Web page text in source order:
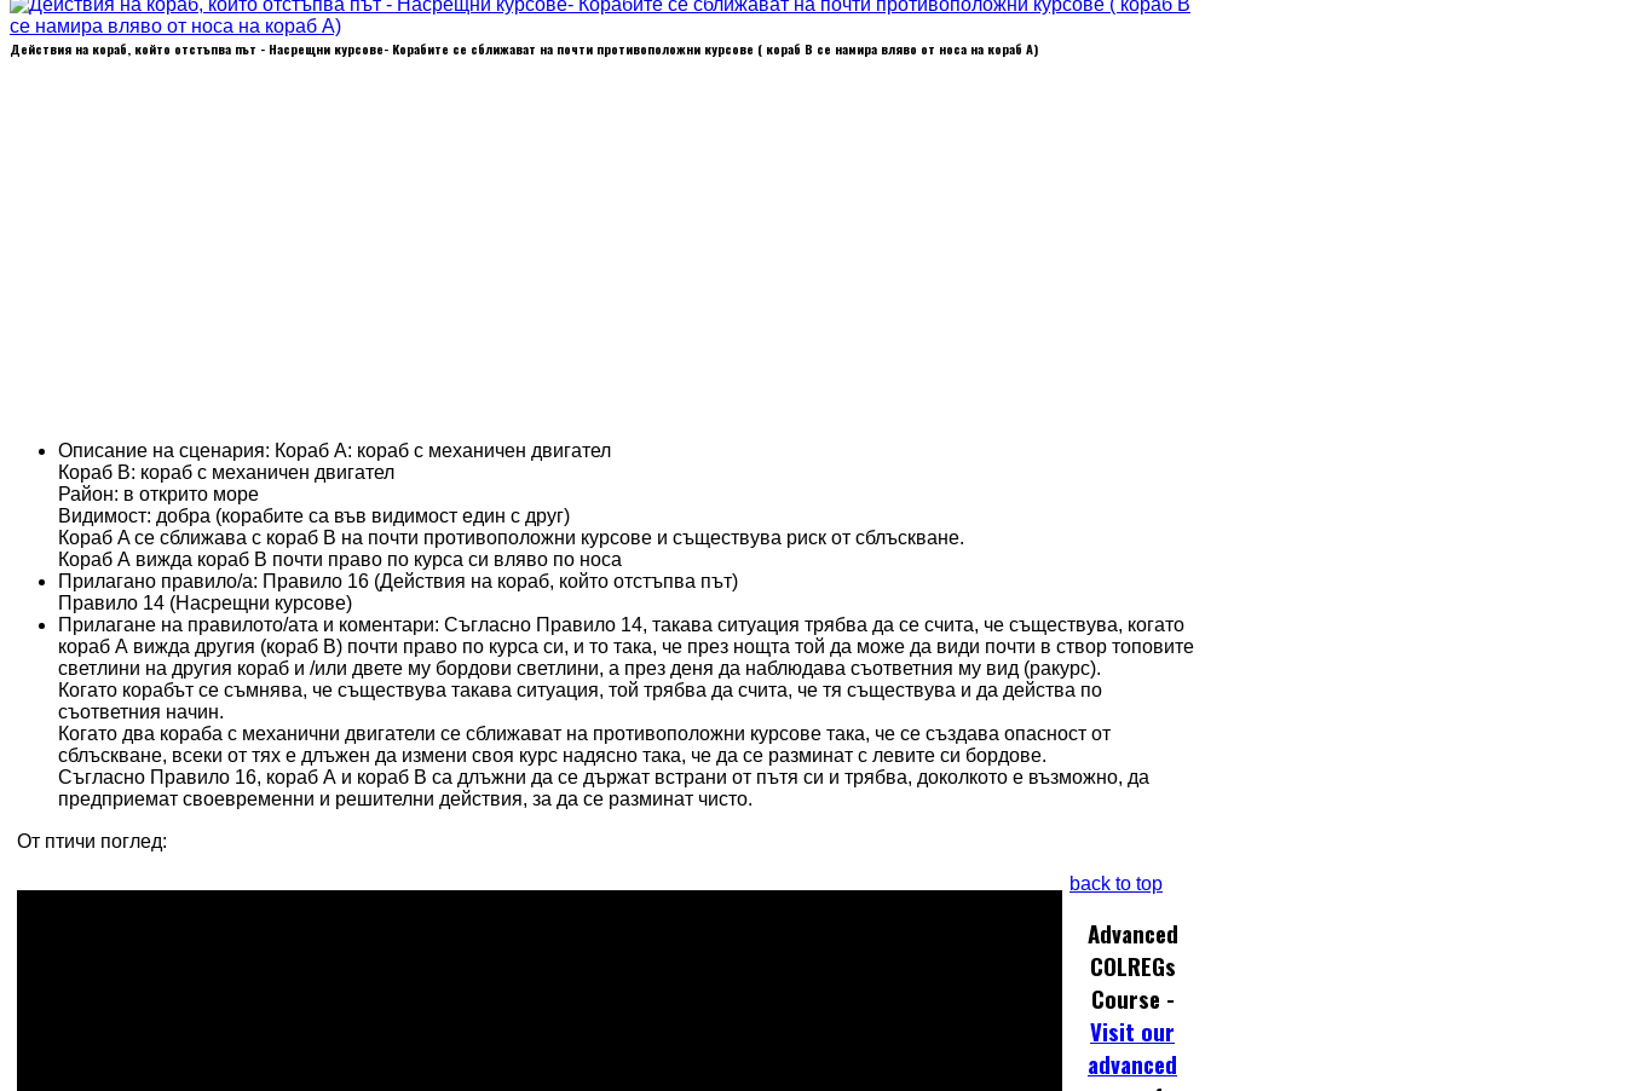
Действия на кораб, който отстъпва път - Насрещни курсове- Корабите се сближават на почти противоположни курсове ( кораб В се намира вляво от носа на кораб А)
Описание на сценария: Кораб А: кораб с механичен двигател
Кораб В: кораб с механичен двигател
Район: в открито море
Видимост: добра (корабите са във видимост един с друг)
Кораб A се сближава с кораб B на почти противоположни курсове и съществува риск от сблъскване.
Кораб А вижда кораб В почти право по курса си вляво по носа
Прилагано правило/а: Правило 16 (Действия на кораб, който отстъпва път)
Правило 14 (Насрещни курсове)
Прилагане на правилото/ата и коментари: Съгласно Правило 14, такава ситуация трябва да се счита, че съществува, когато
кораб А вижда другия (кораб В) почти право по курса си, и то така, че през нощта той да може да види почти в створ топовите
светлини на другия кораб и /или двете му бордови светлини, а през деня да наблюдава съответния му вид (ракурс).
Когато корабът се съмнява, че съществува такава ситуация, той трябва да счита, че тя съществува и да действа по
съответния начин.
Когато два кораба с механични двигатели се сближават на противоположни курсове така, че се създава опасност от
сблъскване, всеки от тях е длъжен да измени своя курс надясно така, че да се разминат с левите си бордове.
Съгласно Правило 16, кораб А и кораб В са длъжни да се държат встрани от пътя си и трябва, доколкото е възможно, да
предприемат своевременни и решителни действия, за да се разминат чисто.
От птичи поглед:
back to top
Advanced
COLREGs
Course -
Visit our
advanced